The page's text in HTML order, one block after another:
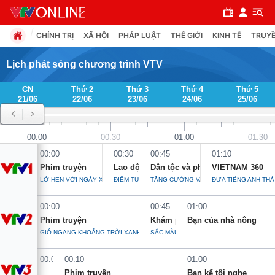
Chuyên mục
Chính trị
Xã hội
Pháp luật
Y tế
Thế giới
CHÍNH TRỊ XÃ HỘI PHÁP LUẬT THẾ GIỚI KINH TẾ
Lịch phát sóng chương trình VTV
CN
21/06
Thứ 2
22/06
Thứ 3
23/06
Thứ 4
24/06
Thứ 5
25/06
00:00 00:30 01:00
01:30
00:00
Phim truyện
LỠ HẸN VỚI NGÀY XANH - TẬP 37
00:30
Lao động và công đoàn
ĐIỂM TỰA TỪ MÁI ẤM
00:45
Dân tộc và phát triển
TĂNG CƯỜNG VAI TRÒ CỦA TRỢ GIÚP
01:10
VIETNAM 360
ĐƯA TIẾNG ANH
00:00
Phim truyện
GIÓ NGANG KHOẢNG TRỜI XANH - TẬP 9
00:45
Khám phá Việt Nam
SẮC MÀU VĂN HÓA LAI CHÂU
01:00
Bạn của nhà nông
00:00
00:10
Phim truyện
01:00
Bạn kể tôi nghe